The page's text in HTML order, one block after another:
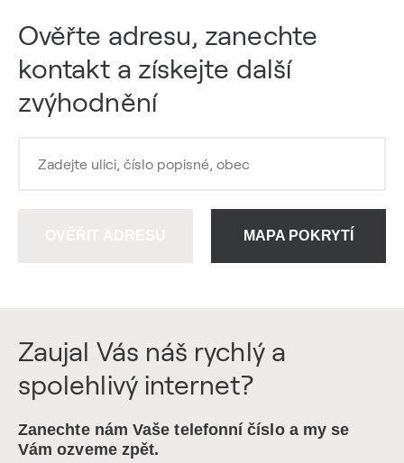
Ověřte adresu, zanechte
kontakt a získejte další
zvýhodnění
MAPA POKRYTÍ
Zaujal Vás náš rychlý a
spolehlivý internet?
Zanechte nám Vaše telefonní číslo a my se
Vám ozveme zpět.